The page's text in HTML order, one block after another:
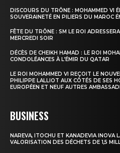
S'ABONNER
Insight
À propos
Formules d’abonnement
Mon compte
DISCOURS DU TRÔNE : MOHAMMED VI
SOUVERAINETÉ EN PILIERS DU MAROC
FÊTE DU TRÔNE : SM LE ROI
MERCREDI SOIR
DÉCÈS DE CHEIKH HAMAD : LE ROI
CONDOLÉANCES À L’ÉMIR DU QATAR
LE ROI MOHAMMED VI REÇOIT LE
PHILIPPE LALLIOT AUX CÔTÉS DE SES
EUROPÉEN ET NEUF AUTRES
BUSINESS
NAREVA, ITOCHU ET KANADEVIA INOVA
VALORISATION DES DÉCHETS DE 1,5